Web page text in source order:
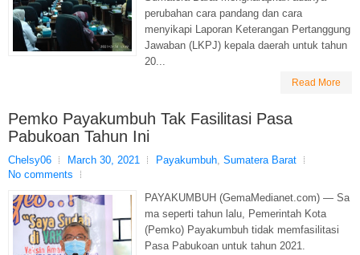
perubahan cara pandang dan cara
menyikapi Laporan Keterangan Pertanggung
Jawaban (LKPJ) kepala daerah untuk tahun
20...
Read More
Pemko Payakumbuh Tak Fasilitasi Pasa
Pabukoan Tahun Ini
Chelsy06 March 30, 2021 Payakumbuh, Sumatera Barat
No comments
PAYAKUMBUH (GemaMedianet.com) — Sa
ma seperti tahun lalu, Pemerintah Kota
(Pemko) Payakumbuh tidak memfasilitasi
Pasa Pabukoan untuk tahun 2021.